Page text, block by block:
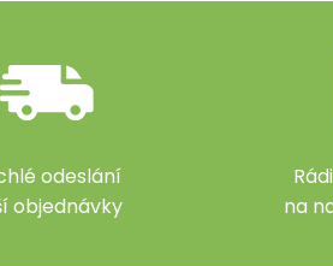
odeslání
objednávky
na